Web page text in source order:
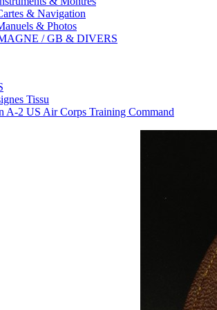
& Navigation
& Photos
/ GB & DIVERS
Tissu
A-2 US Air Corps Training Command